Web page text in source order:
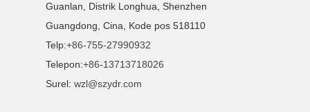
Guanlan, Distrik Longhua, Shenzhen
Guangdong, Cina, Kode pos 518110
Telp:+86-755-27990932
Telepon:+86-13713718026
Surel: wzl@szydr.com